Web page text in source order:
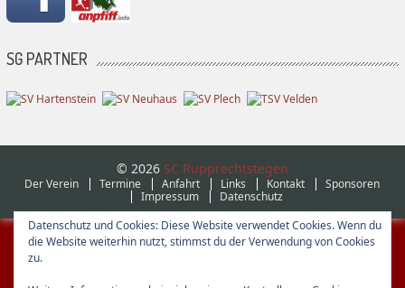
SG PARTNER
© 2026 SC Rupprechtstegen
Der Verein Termine Anfahrt Links Kontakt
Sponsoren
Impressum
Datenschutz
Datenschutz und Cookies: Diese Website verwendet Cookies. Wenn du
die Website weiterhin nutzt, stimmst du der Verwendung von Cookies
zu.